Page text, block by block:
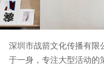
深圳市战箭文化传播有限
于一身，专注大型活动的